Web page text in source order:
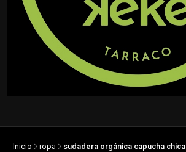
Inicio ropa sudadera orgánica capucha chica